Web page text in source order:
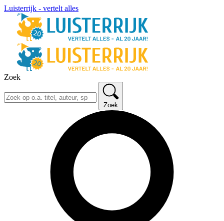
Luisterrijk - vertelt alles
Zoek
Zoek